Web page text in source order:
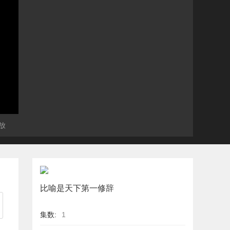
比喻是天下第一修辞
集数: 1